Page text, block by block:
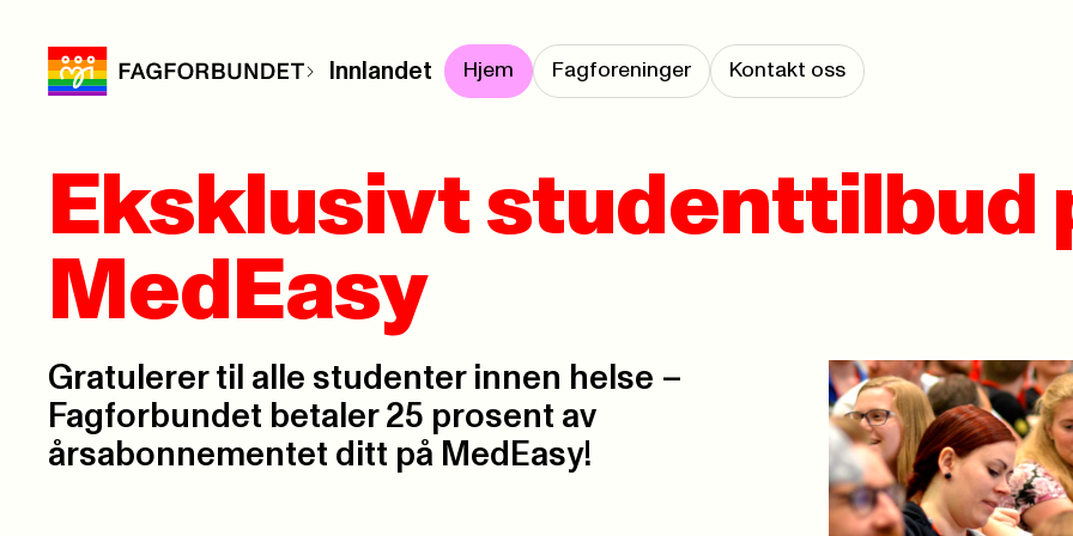
Innlandet Hjem Fagforeninger Kontakt oss
Eksklusivt studenttilbud
MedEasy
Gratulerer til alle studenter innen helse –
Fagforbundet betaler 25 prosent av
årsabonnementet ditt på MedEasy!